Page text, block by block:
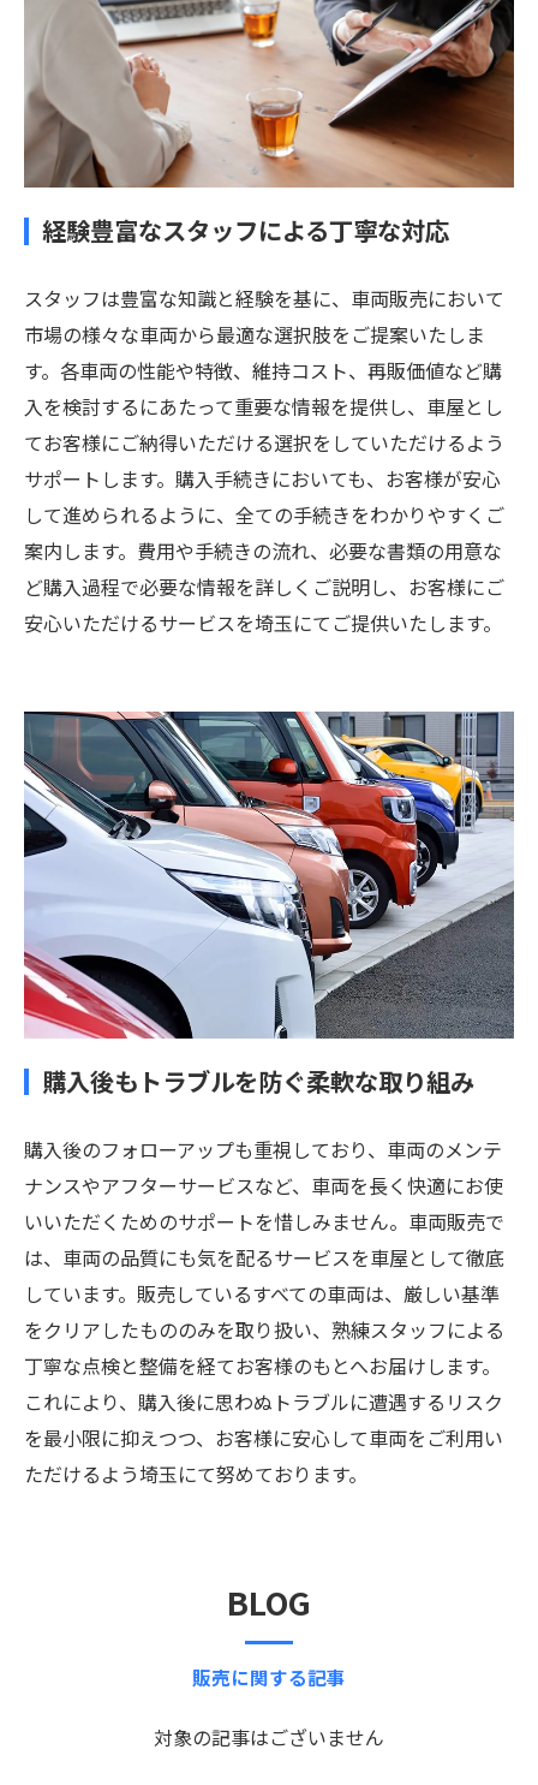
経験豊富なスタッフによる丁寧な対応
スタッフは豊富な知識と経験を基に、車両販売において
市場の様々な車両から最適な選択肢をご提案いたしま
す。各車両の性能や特徴、維持コスト、再販価値など購
入を検討するにあたって重要な情報を提供し、車屋とし
てお客様にご納得いただける選択をしていただけるよう
サポートします。購入手続きにおいても、お客様が安心
して進められるように、全ての手続きをわかりやすくご
案内します。費用や手続きの流れ、必要な書類の用意な
ど購入過程で必要な情報を詳しくご説明し、お客様にご
安心いただけるサービスを埼玉にてご提供いたします。
購入後もトラブルを防ぐ柔軟な取り組み
購入後のフォローアップも重視しており、車両のメンテ
ナンスやアフターサービスなど、車両を長く快適にお使
いいただくためのサポートを惜しみません。車両販売で
は、車両の品質にも気を配るサービスを車屋として徹底
しています。販売しているすべての車両は、厳しい基準
をクリアしたもののみを取り扱い、熟練スタッフによる
丁寧な点検と整備を経てお客様のもとへお届けします。
これにより、購入後に思わぬトラブルに遭遇するリスク
を最小限に抑えつつ、お客様に安心して車両をご利用い
ただけるよう埼玉にて努めております。
BLOG
販売に関する記事
対象の記事はございません